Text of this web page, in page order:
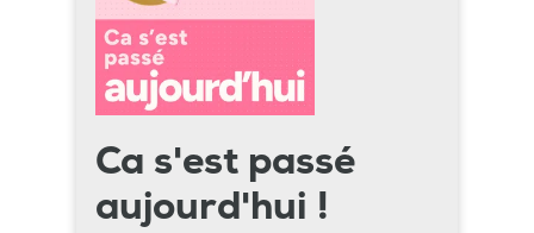
Ca s'est passé
aujourd'hui !